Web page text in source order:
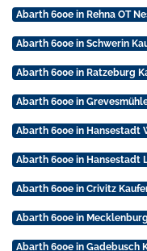
Abarth 600e in Rehna OT
Abarth 600e in Schwerin
Abarth 600e in Ratzeburg
Abarth 600e in
Abarth 600e in Hansestadt
Abarth 600e in Hansestadt
Abarth 600e in Crivitz
Abarth 600e in
Abarth 600e in Gadebusch